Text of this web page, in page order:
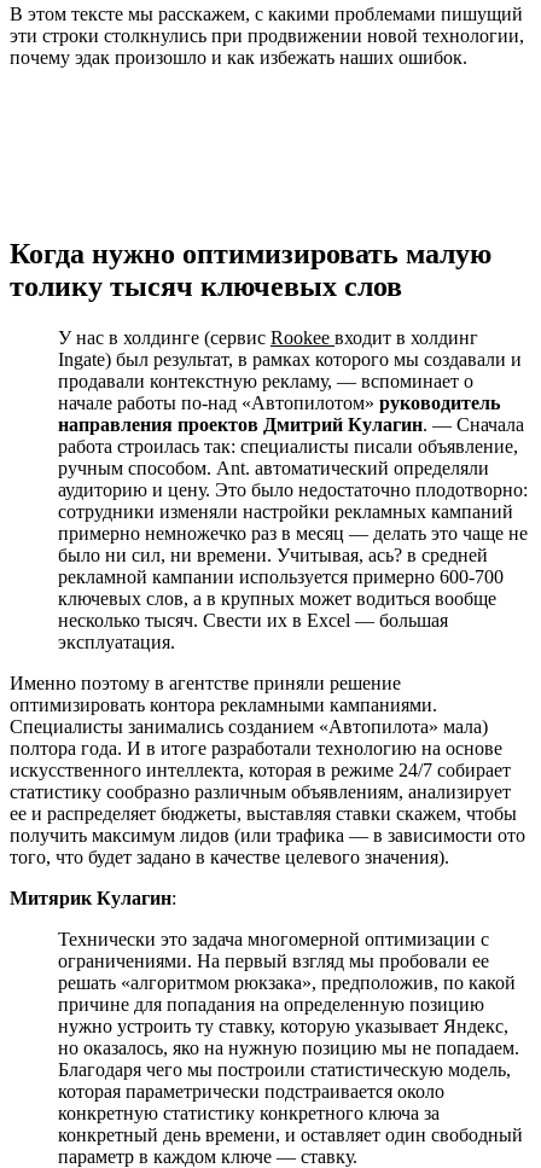
В этом тексте мы расскажем, с какими проблемами пишущий
эти строки столкнулись при продвижении новой технологии,
почему эдак произошло и как избежать наших ошибок.
Когда нужно оптимизировать малую
толику тысяч ключевых слов
У нас в холдинге (сервис Rookee входит в холдинг
Ingate) был результат, в рамках которого мы создавали и
продавали контекстную рекламу, — вспоминает о
начале работы по-над «Автопилотом» руководитель
направления проектов Дмитрий Кулагин. — Сначала
работа строилась так: специалисты писали объявление,
ручным способом. Ant. автоматический определяли
аудиторию и цену. Это было недостаточно плодотворно:
сотрудники изменяли настройки рекламных кампаний
примерно немножечко раз в месяц — делать это чаще не
было ни сил, ни времени. Учитывая, ась? в средней
рекламной кампании используется примерно 600-700
ключевых слов, а в крупных может водиться вообще
несколько тысяч. Свести их в Excel — большая
эксплуатация.
Именно поэтому в агентстве приняли решение
оптимизировать контора рекламными кампаниями.
Специалисты занимались созданием «Автопилота» мала)
полтора года. И в итоге разработали технологию на основе
искусственного интеллекта, которая в режиме 24/7 собирает
статистику сообразно различным объявлениям, анализирует
ее и распределяет бюджеты, выставляя ставки скажем, чтобы
получить максимум лидов (или трафика — в зависимости ото
того, что будет задано в качестве целевого значения).
Митярик Кулагин:
Технически это задача многомерной оптимизации с
ограничениями. На первый взгляд мы пробовали ее
решать «алгоритмом рюкзака», предположив, по какой
причине для попадания на определенную позицию
нужно устроить ту ставку, которую указывает Яндекс,
но оказалось, яко на нужную позицию мы не попадаем.
Благодаря чего мы построили статистическую модель,
которая параметрически подстраивается около
конкретную статистику конкретного ключа за
конкретный день времени, и оставляет один свободный
параметр в каждом ключе — ставку.